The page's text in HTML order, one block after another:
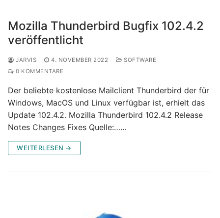
Mozilla Thunderbird Bugfix 102.4.2
veröffentlicht
JARVIS 4. NOVEMBER 2022
SOFTWARE
0 KOMMENTARE
Der beliebte kostenlose Mailclient Thunderbird der für
Windows, MacOS und Linux verfügbar ist, erhielt das
Update 102.4.2. Mozilla Thunderbird 102.4.2 Release
Notes Changes Fixes Quelle:……
WEITERLESEN →